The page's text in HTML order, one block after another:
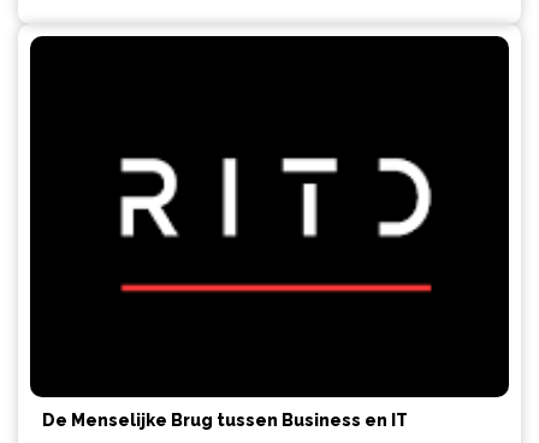
De Menselijke Brug tussen Business en IT